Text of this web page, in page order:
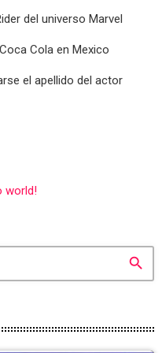
del universo Marvel
Cola en Mexico
el apellido del actor
world!
search